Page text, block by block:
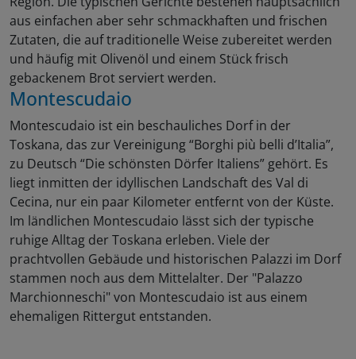
aus einfachen aber sehr schmackhaften und frischen
Zutaten, die auf traditionelle Weise zubereitet werden
und häufig mit Olivenöl und einem Stück frisch
gebackenem Brot serviert werden.
Montescudaio
Montescudaio ist ein beschauliches Dorf in der
Toskana, das zur Vereinigung “Borghi più belli d’Italia”,
zu Deutsch “Die schönsten Dörfer Italiens” gehört. Es
liegt inmitten der idyllischen Landschaft des Val di
Cecina, nur ein paar Kilometer entfernt von der Küste.
Im ländlichen Montescudaio lässt sich der typische
ruhige Alltag der Toskana erleben. Viele der
prachtvollen Gebäude und historischen Palazzi im Dorf
stammen noch aus dem Mittelalter. Der "Palazzo
Marchionneschi" von Montescudaio ist aus einem
ehemaligen Rittergut entstanden.